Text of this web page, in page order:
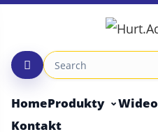
Skip
HomeProdukty Wideo
Kontakt